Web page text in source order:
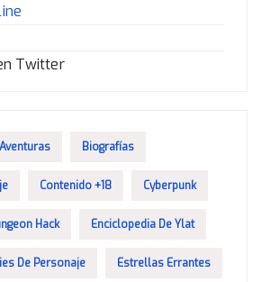
Twitter
Aventuras Biografías
Contenido +18 Cyberpunk
Hack Enciclopedia De Ylat
De Personaje Estrellas Errantes